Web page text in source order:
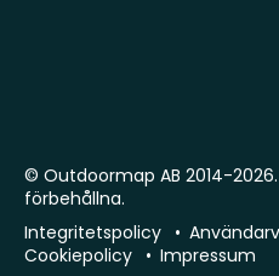
© Outdoormap AB 2014-
förbehållna.
Integritetspolicy
Cookiepolicy
Impressum